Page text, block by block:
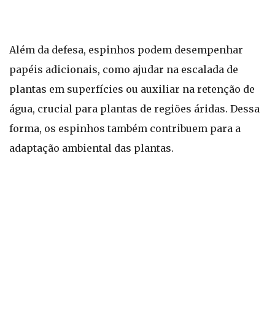
Além da defesa, espinhos podem desempenhar
papéis adicionais, como ajudar na escalada de
plantas em superfícies ou auxiliar na retenção de
água, crucial para plantas de regiões áridas. Dessa
forma, os espinhos também contribuem para a
adaptação ambiental das plantas.